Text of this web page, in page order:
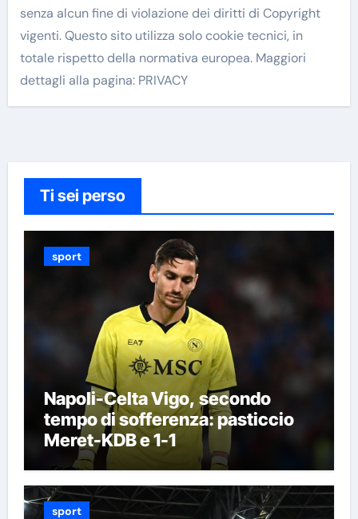
senza alcun fine di violazione dei diritti di Copyright
vigenti. Questo sito utilizza solo cookie tecnici, in
totale rispetto della normativa europea. Maggiori
dettagli alla pagina: PRIVACY
Ti sei perso
sport
Napoli-Celta Vigo, secondo
tempo di sofferenza: pasticcio
Meret-KDB e 1-1
sport